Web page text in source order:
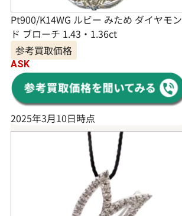
Pt900/K14WG ルビー みため ダイヤモン
ド ブローチ 1.43・1.36ct
参考買取価格
ASK
2025年3月10日時点